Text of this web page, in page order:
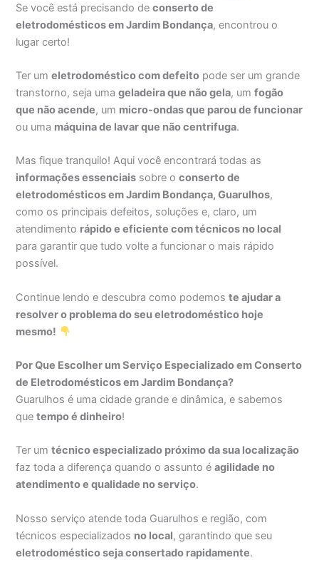
Se você está precisando deconserto de
eletrodomésticos em Jardim Bondança, encontrou o
lugar certo!
Ter umeletrodoméstico com defeito pode ser um grande
transtorno, seja umageladeira que não gela, umfogão
que não acende, um micro-ondas que parou de funcionar
ou uma máquina de lavar que não centrifuga.
Mas fique tranquilo! Aqui você encontrará todas as
informações essenciais sobre oconserto de
eletrodomésticos em Jardim Bondança, Guarulhos,
como os principais defeitos, soluções e, claro, um
atendimento rápido e eficiente com técnicos no local
para garantir que tudo volte a funcionar o mais rápido
possível.
Continue lendo e descubra como podemoste ajudar a
resolver o problema do seu eletrodoméstico hoje
mesmo!
Por Que Escolher um Serviço Especializado em Conserto
de Eletrodomésticos em Jardim Bondança?
Guarulhos é uma cidade grande e dinâmica, e sabemos
quetempo é dinheiro!
Ter umtécnico especializado próximo da sua localização
faz toda a diferença quando o assunto éagilidade no
atendimento e qualidade no serviço.
Nosso serviço atende toda Guarulhos e região, com
técnicos especializados no local, garantindo que seu
eletrodoméstico seja consertado rapidamente.